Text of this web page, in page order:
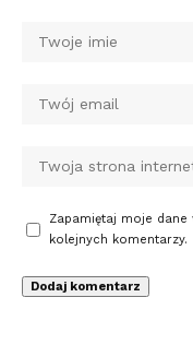
Zapamiętaj moje
kolejnych komentarzy.